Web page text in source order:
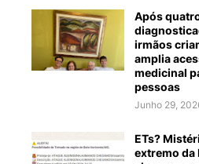
Após
irmãos
amplia
medicinal
pessoas
Junho 29,
ETs?
extremo da